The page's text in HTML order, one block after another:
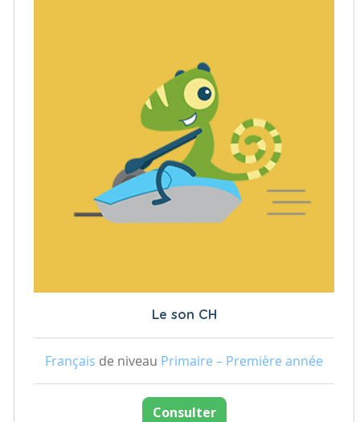
Le son CH
Français de niveau Primaire – Première année
Consulter